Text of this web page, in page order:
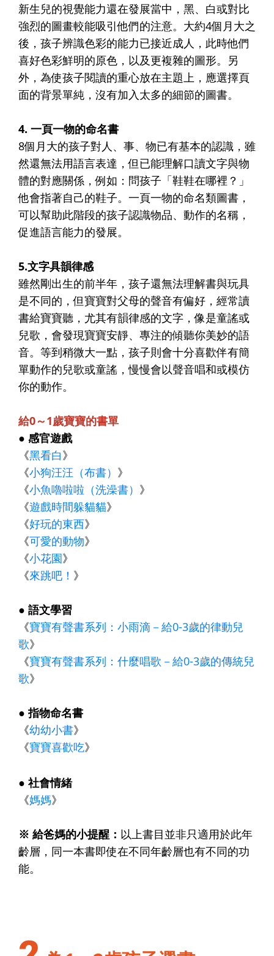
新生兒的視覺能力還在發展當中，黑、白或對比
強烈的圖畫較能吸引他們的注意。大約4個月大之
後，孩子辨識色彩的能力已接近成人，此時他們
喜好色彩鮮明的原色，以及更複雜的圖形。另
外，為使孩子閱讀的重心放在主題上，應選擇頁
面的背景單純，沒有加入太多的細節的圖書。
4. 一頁一物的命名書
8個月大的孩子對人、事、物已有基本的認識，雖
然還無法用語言表達，但已能理解口讀文字與物
體的對應關係，例如：問孩子「鞋鞋在哪裡？」
他會指著自己的鞋子。一頁一物的命名類圖書，
可以幫助此階段的孩子認識物品、動作的名稱，
促進語言能力的發展。
5.文字具韻律感
雖然剛出生的前半年，孩子還無法理解書與玩具
是不同的，但寶寶對父母的聲音有偏好，經常讀
書給寶寶聽，尤其有韻律感的文字，像是童謠或
兒歌，會發現寶寶安靜、專注的傾聽你美妙的語
音。等到稍微大一點，孩子則會十分喜歡伴有簡
單動作的兒歌或童謠，慢慢會以聲音唱和或模仿
你的動作。
給0～1歲寶寶的書單
● 感官遊戲
《黑看白》
《小狗汪汪（布書） 》
《小魚嚕啦啦（洗澡書） 》
《遊戲時間躲貓貓》
《好玩的東西》
《可愛的動物》
《小花園》
《來跳吧！ 》
● 語文學習
《寶寶有聲書系列：小雨滴－給0-3歲的律動兒
歌》
《寶寶有聲書系列：什麼唱歌－給0-3歲的傳統兒
歌》
●指物命名書
《幼幼小書》
《寶寶喜歡吃》
● 社會情緒
《媽媽》
※ 給爸媽的小提醒： 以上書目並非只適用於此年
齡層，同一本書即使在不同年齡層也有不同的功
能。